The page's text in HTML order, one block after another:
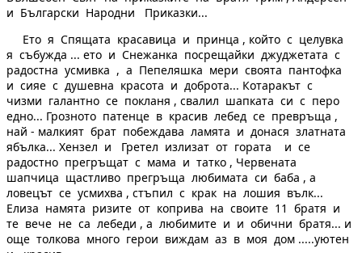
и Български Народни Приказки...
Ето я Спящата красавица и принца , който с целувка
я събужда ... ето и Снежанка посрещайки джуджетата с
радостна усмивка , а Пепеляшка мери своята пантофка
и сияе с душевна красота и доброта... Котаракът с
чизми галантно се покланя , свалил шапката си с перо
едно... Грозното патенце в красив лебед се превръща ,
най - малкият брат побеждава ламята и донася златната
ябълка... Хензел и Гретел излизат от гората и се
радостно прегръщат с мама и татко , Червената
шапчица щастливо прегръща любимата си баба , а
ловецът се усмихва , стъпил с крак на лошия вълк...
Елиза намята ризите от коприва на своите 11 братя и
те вече не са лебеди , а любимите и и обични братя... и
още толкова много герои виждам аз в моя дом .....уютен